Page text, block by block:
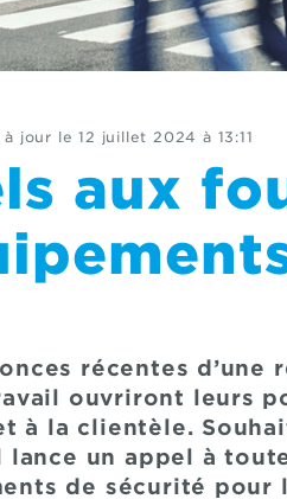
à jour le 12 juillet 2024 à 13:11
aux
récentes
ouvriront leurs
à la clientèle.
lance un appel à
de sécurité pour